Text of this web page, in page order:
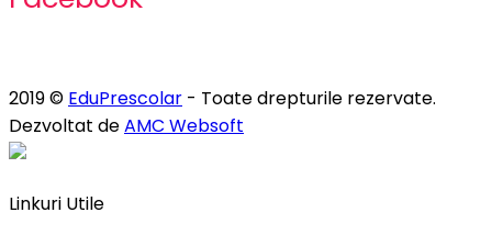
2019 © EduPrescolar - Toate drepturile rezervate.
Dezvoltat deAMC Websoft
Linkuri Utile